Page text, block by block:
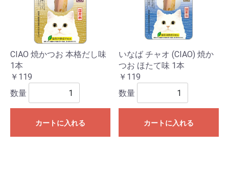
CIAO 焼かつお 本格だし味
1本
￥119
数量
カートに入れる
いなば チャオ (CIAO) 焼か
つお ほたて味 1本
￥119
数量
カートに入れる